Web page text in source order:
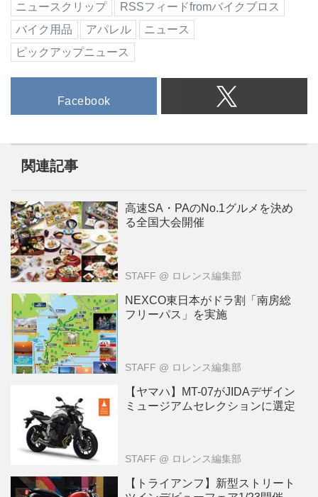
ニュースクリップ
RSSフィードfromバイクブロス
バイク用品
アパレル
ニュース
ピックアップニュース
Facebook
関連記事
高速SA・PAのNo.1グルメを決め
る全国大会開催
STAFF @ ロレンス編集部
NEXCO東日本がドラ割「南房総
フリーパス」を実施
STAFF @ ロレンス編集部
【ヤマハ】MT-07がJIDAデザイン
ミュージアムセレクションに選定
STAFF @ ロレンス編集部
【トライアンフ】新型ストリート